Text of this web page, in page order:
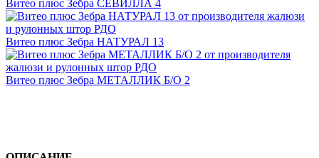
Витео плюс Зебра СЕВИЛЛА 4
Витео плюс Зебра НАТУРАЛ 13
Витео плюс Зебра МЕТАЛЛИК Б/О 2